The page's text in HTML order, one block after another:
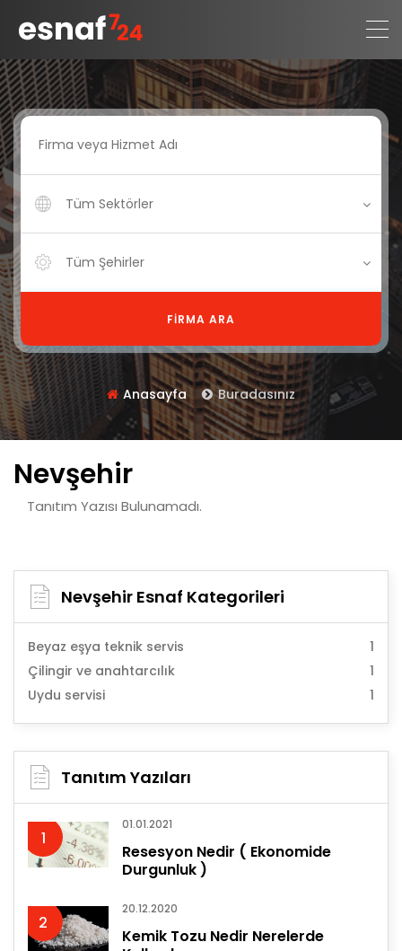
Tüm Sektörler
Tüm Şehirler
FIRMA ARA
Anasayfa Buradasınız
Nevşehir
Tanıtım Yazısı Bulunamadı.
Nevşehir Esnaf Kategorileri
Beyaz eşya teknik servis
1
Çilingir ve anahtarcılık
1
Uydu servisi
1
Tanıtım Yazıları
1
01.01.2021
Resesyon Nedir ( Ekonomide
Durgunluk )
2
20.12.2020
Kemik Tozu Nedir Nerelerde